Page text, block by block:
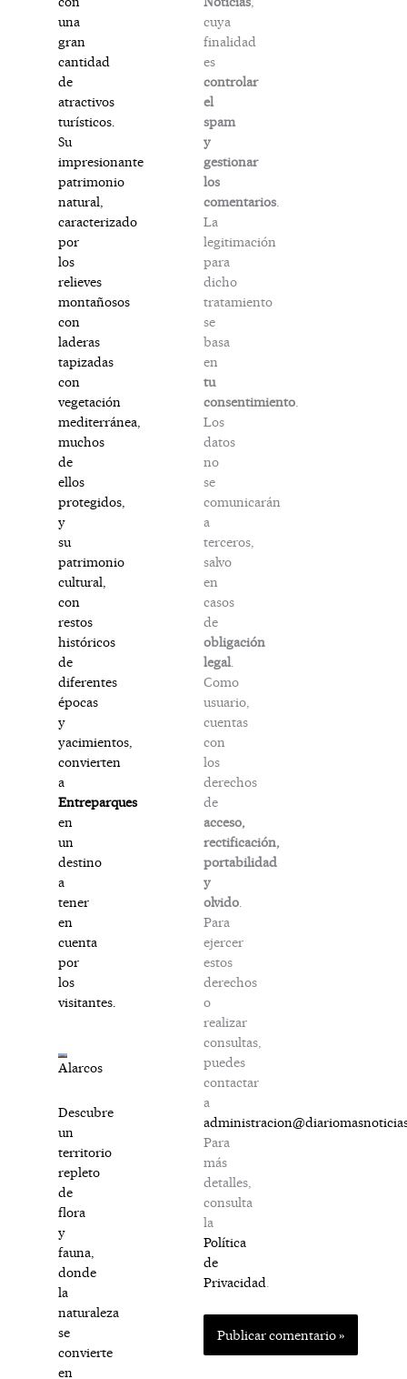
una
gran
cantidad
de
atractivos
turísticos.
Su
impresionante
patrimonio
natural,
caracterizado
por
los
relieves
montañosos
con
laderas
tapizadas
con
vegetación
mediterránea,
muchos
de
ellos
protegidos,
y
su
patrimonio
cultural,
con
restos
históricos
de
diferentes
épocas
y
yacimientos,
convierten
a
Entreparques
en
un
destino
a
tener
en
cuenta
por
los
visitantes.
Alarcos
Descubre
un
territorio
repleto
de
flora
y
fauna,
donde
la
naturaleza
se
convierte
en
cuya
finalidad
es
controlar
el
spam
y
gestionar
los
comentarios.
La
legitimación
para
dicho
tratamiento
se
basa
en
tu
consentimiento.
Los
datos
no
se
comunicarán
a
terceros,
salvo
en
casos
de
obligación
legal.
Como
usuario,
cuentas
con
los
derechos
de
acceso,
rectificación,
portabilidad
y
olvido.
Para
ejercer
estos
derechos
o
realizar
consultas,
puedes
contactar
a
Para
más
detalles,
consulta
la
Política
de
Privacidad